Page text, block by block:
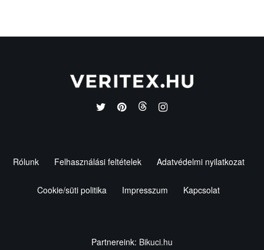
Rólunk Felhasználási feltételek Adatvédelmi nyilatkozat
Cookie/süti politika Impresszum Kapcsolat
Partnereink: Bikuci.hu